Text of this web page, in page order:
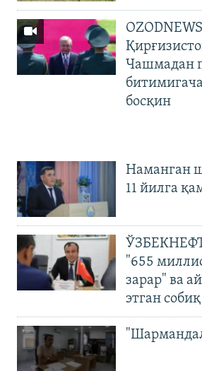
Чашмадан
босқин
Наманган
11 йилга
"655
зарар" ва
этган